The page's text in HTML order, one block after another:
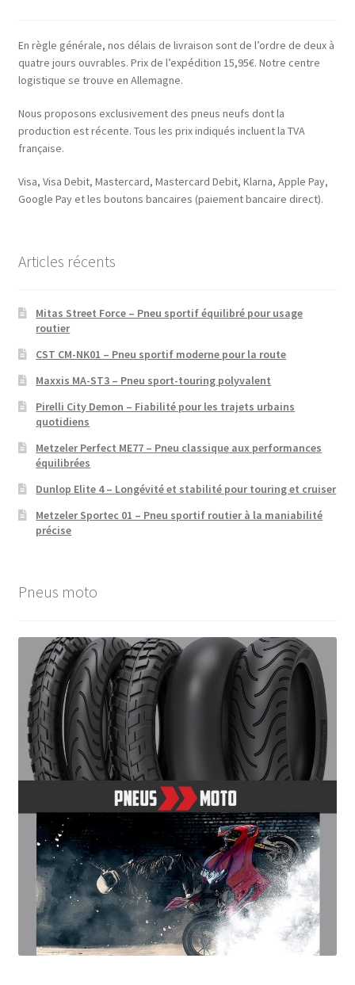
En règle générale, nos délais de livraison sont de l’ordre de deux à
quatre jours ouvrables. Prix de l’expédition 15,95€. Notre centre
logistique se trouve en Allemagne.
Nous proposons exclusivement des pneus neufs dont la
production est récente. Tous les prix indiqués incluent la TVA
française.
Visa, Visa Debit, Mastercard, Mastercard Debit, Klarna, Apple Pay,
Google Pay et les boutons bancaires (paiement bancaire direct).
Articles récents
Mitas Street Force – Pneu sportif équilibré pour usage
routier
CST CM-NK01 – Pneu sportif moderne pour la route
Maxxis MA-ST3 – Pneu sport-touring polyvalent
Pirelli City Demon – Fiabilité pour les trajets urbains
quotidiens
Metzeler Perfect ME77 – Pneu classique aux performances
équilibrées
Dunlop Elite 4 – Longévité et stabilité pour touring et cruiser
Metzeler Sportec 01 – Pneu sportif routier à la maniabilité
précise
Pneus moto